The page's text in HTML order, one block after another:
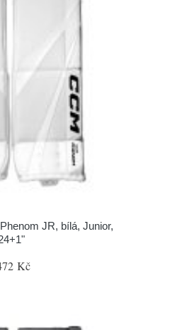
JR, bílá, Junior,
Kč